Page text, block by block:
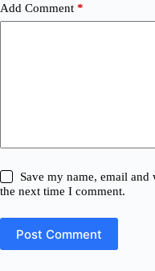
Add Comment *
Save my name, email
the next time I comment.
Post Comment